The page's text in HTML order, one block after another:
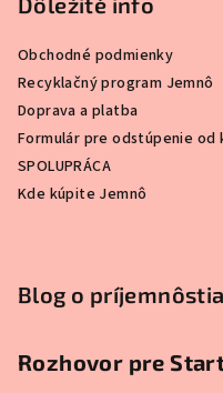
Obchodné podmienky
Recyklačný program Jemnô
Doprava a platba
Formulár pre odstúpenie od
SPOLUPRÁCA
Kde kúpite Jemnô
Blog o
Rozhovor pre